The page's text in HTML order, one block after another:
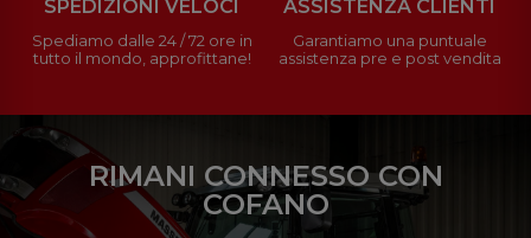
SPEDIZIONI VELOCI
Spediamo dalle 24 / 72 ore in
tutto il mondo, approfittane!
ASSISTENZA CLIENTI
Garantiamo una puntuale
assistenza pre e post vendita
RIMANI CONNESSO CON
COFANO